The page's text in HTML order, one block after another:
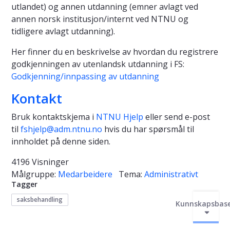
utlandet) og annen utdanning (emner avlagt ved
annen norsk institusjon/internt ved NTNU og
tidligere avlagt utdanning).
Her finner du en beskrivelse av hvordan du registrere
godkjenningen av utenlandsk utdanning i FS:
Godkjenning/innpassing av utdanning
Kontakt
Bruk kontaktskjema i NTNU Hjelp eller send e-post
til fshjelp@adm.ntnu.no hvis du har spørsmål til
innholdet på denne siden.
4196 Visninger
Målgruppe: Medarbeidere Tema: Administrativt
Tagger
saksbehandling